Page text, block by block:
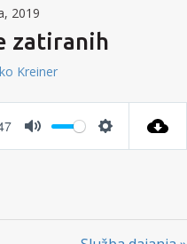
2019
zatiranih
Kreiner
MUTE SETTINGS